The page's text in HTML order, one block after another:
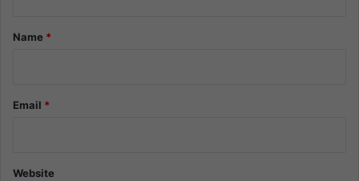
*Name *
Email *
Website